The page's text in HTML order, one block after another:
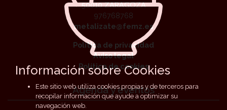
50010 ZARAGOZA
976768768
metalizate@femz.es
Política de privacidad
Aviso legal
Política de cookies
Agenda y eventos
Información sobre Cookies
Este sitio web utiliza cookies propias y de terceros para
recopilar información que ayude a optimizar su
navegación web.